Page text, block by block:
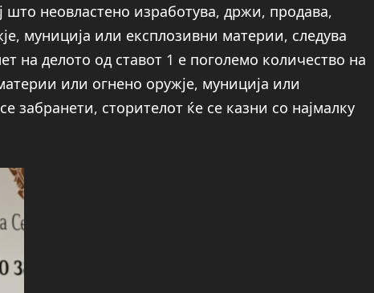
што неовластено изработува, држи, продава,
муниција или експлозивни материи, следува
на делото од ставот 1 е поголемо количество на
или огнено оружје, муниција или
забранети, сторителот ќе се казни со најмалку